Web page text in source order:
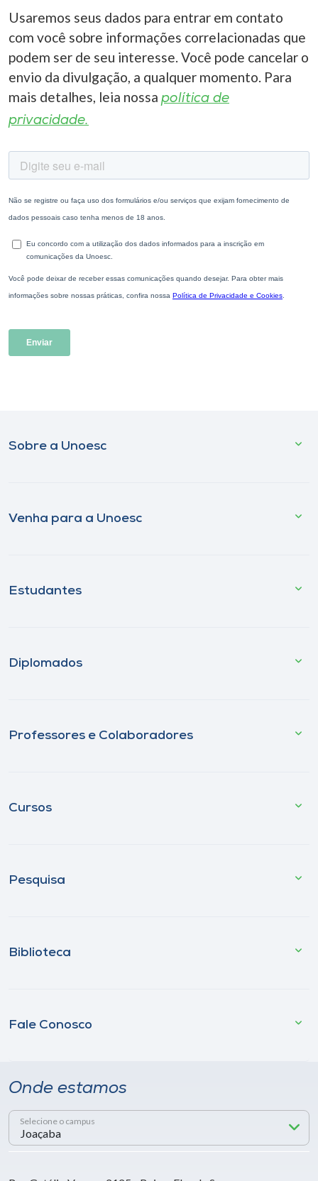
Usaremos seus dados para entrar em contato
com você sobre informações correlacionadas que
podem ser de seu interesse. Você pode cancelar o
envio da divulgação, a qualquer momento. Para
mais detalhes, leia nossa política de
privacidade.
Sobre a Unoesc
Venha para a Unoesc
Estudantes
Diplomados
Professores e Colaboradores
Cursos
Pesquisa
Biblioteca
Fale Conosco
Onde estamos
Selecione o campus